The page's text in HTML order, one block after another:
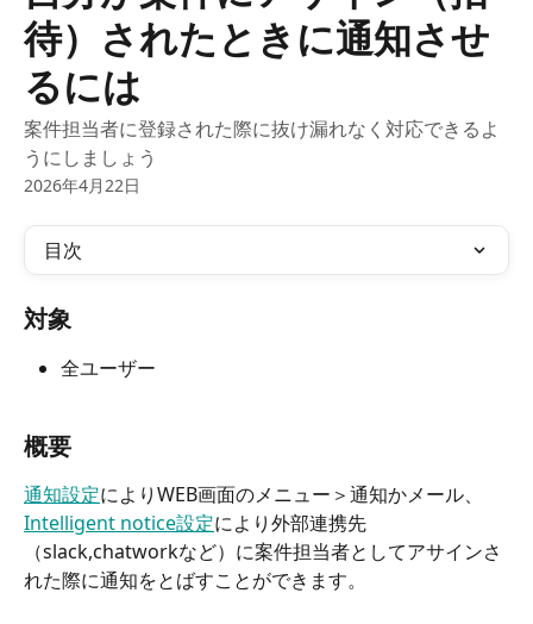
待）されたときに通知させ
るには
案件担当者に登録された際に抜け漏れなく対応できるよ
うにしましょう
2026年4月22日
目次
対象
全ユーザー
概要
通知設定によりWEB画面のメニュー＞通知かメール、
Intelligent notice設定により外部連携先
（slack,chatworkなど）に案件担当者としてアサインさ
れた際に通知をとばすことができます。